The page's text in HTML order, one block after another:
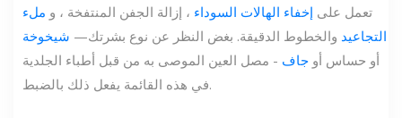
تعمل على إخفاء الهالات السوداء ، إزالة الجفن المنتفخة ، و ملء
التجاعيد والخطوط الدقيقة. بغض النظر عن نوع بشرتك— شيخوخة
أو حساس أو جاف - مصل العين الموصى به من قبل أطباء الجلدية
في هذه القائمة يفعل ذلك بالضبط.